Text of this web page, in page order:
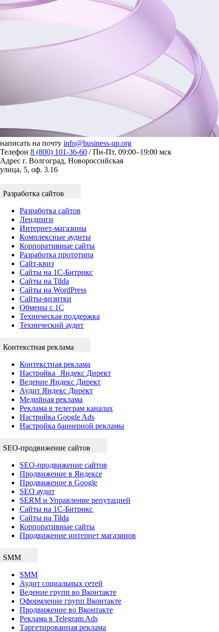
написать на почту info@business-up.org
Телефон 8 (800) 101-36-60 / Пн-Пт, 09:00–19:00 мск
Адрес г. Волгоград, Новороссийская
улица, 5, оф. 3.16
Разработка сайтов
Разработка сайтов
Лендинги
Интернет-магазины
Комплексные аудиты
Корпоративные сайты
Разработка прототипа
Сайт-квиз
Сайты на 1С-Битрикс
Сайты на Tilda
Сайты на WordPress
Сайты-визитки
Обмены с 1С
Техническая поддержка
Технический аудит
Контекстная реклама
Контекстная реклама
Настройка Яндекс Директ
Ведение Яндекс Директ
Аудит Яндекс Директ
Медийная реклама
Реклама в телеграм каналах
Настройка Google Ads
Настройка баннерной рекламы
SEO-продвижение сайтов
SEO-продвижение сайтов
Продвижение в Яндексе
Продвижение в Google
SEO аудит
SERM и Управление репутацией
Сайты на 1С-Битрикс
Сайты на Tilda
Корпоративные сайты
Продвижение интернет магазинов
SMM
SMM
Аудит социальных сетей
Ведение групп во Вконтакте
Оформление групп Вконтакте
Продвижение во Вконтакте
Реклама в Telegram Ads
Таргетированная реклама